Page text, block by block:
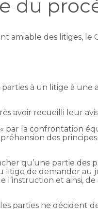
du
amiable des litiges,
à un litige à une
avoir recueilli leur
par la confrontation
des
qu’une partie des
litige de demander au
l’instruction et ainsi,
parties ne décident